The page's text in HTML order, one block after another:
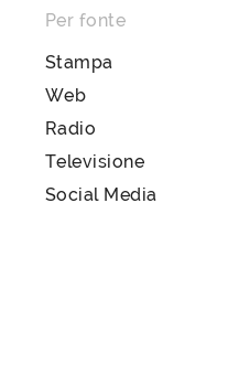
Per fonte
Stampa
Web
Radio
Televisione
Social Media